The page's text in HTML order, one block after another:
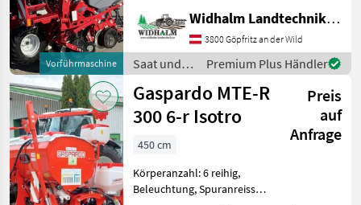
Vorführmaschine
Spuranreisser,
Gummidruckrollen, Mais,
pneumatisch,
Reihendüngerstreuer,
Rüben, elektr.
Überwachung -
Reihenweiten h
Widhalm Landtechnik GmbH
3800 Göpfritz an der Wild
Saat und
Pflege /
Horsch
Premium Plus Händler
Gaspardo MTE-R
300 6-r Isotro
Preis
auf
Anfrage
450 cm
Körperanzahl: 6 reihig,
Beleuchtung, Spuranreisser,